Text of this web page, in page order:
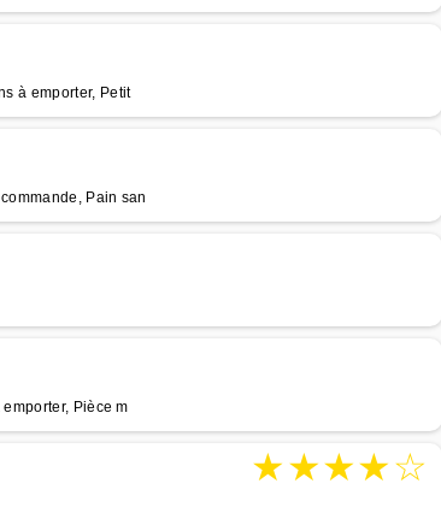
à emporter, Petit
Pain san
Pièce m
★★★★☆